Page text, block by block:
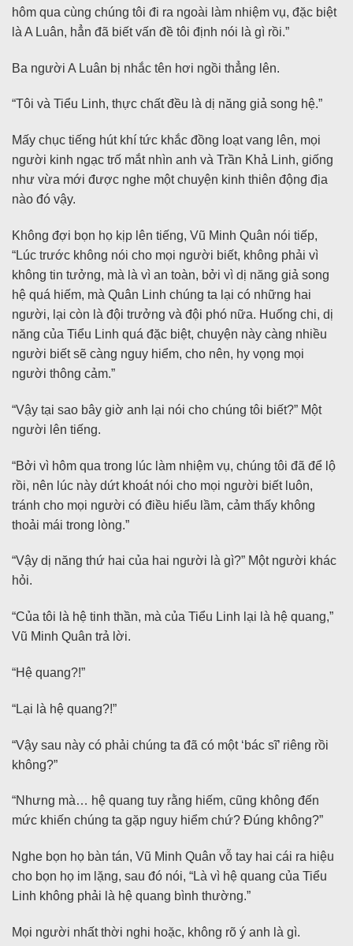
hôm qua cùng chúng tôi đi ra ngoài làm nhiệm vụ, đặc biệt
là A Luân, hẳn đã biết vấn đề tôi định nói là gì rồi.”
Ba người A Luân bị nhắc tên hơi ngồi thẳng lên.
“Tôi và Tiểu Linh, thực chất đều là dị năng giả song hệ.”
Mấy chục tiếng hút khí tức khắc đồng loạt vang lên, mọi
người kinh ngạc trố mắt nhìn anh và Trần Khả Linh, giống
như vừa mới được nghe một chuyện kinh thiên động địa
nào đó vậy.
Không đợi bọn họ kịp lên tiếng, Vũ Minh Quân nói tiếp,
“Lúc trước không nói cho mọi người biết, không phải vì
không tin tưởng, mà là vì an toàn, bởi vì dị năng giả song
hệ quá hiếm, mà Quân Linh chúng ta lại có những hai
người, lại còn là đội trưởng và đội phó nữa. Huống chi, dị
năng của Tiểu Linh quá đặc biệt, chuyện này càng nhiều
người biết sẽ càng nguy hiểm, cho nên, hy vọng mọi
người thông cảm.”
“Vậy tại sao bây giờ anh lại nói cho chúng tôi biết?” Một
người lên tiếng.
“Bởi vì hôm qua trong lúc làm nhiệm vụ, chúng tôi đã để lộ
rồi, nên lúc này dứt khoát nói cho mọi người biết luôn,
tránh cho mọi người có điều hiểu lầm, cảm thấy không
thoải mái trong lòng.”
“Vậy dị năng thứ hai của hai người là gì?” Một người khác
hỏi.
“Của tôi là hệ tinh thần, mà của Tiểu Linh lại là hệ quang,”
Vũ Minh Quân trả lời.
“Hệ quang?!”
“Lại là hệ quang?!”
“Vậy sau này có phải chúng ta đã có một ‘bác sĩ’ riêng rồi
không?”
“Nhưng mà… hệ quang tuy rằng hiếm, cũng không đến
mức khiến chúng ta gặp nguy hiểm chứ? Đúng không?”
Nghe bọn họ bàn tán, Vũ Minh Quân vỗ tay hai cái ra hiệu
cho bọn họ im lặng, sau đó nói, “Là vì hệ quang của Tiểu
Linh không phải là hệ quang bình thường.”
Mọi người nhất thời nghi hoặc, không rõ ý anh là gì.